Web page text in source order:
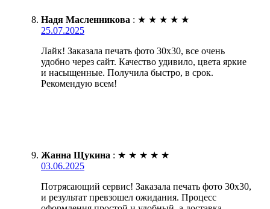
Надя Масленникова : ★ ★ ★ ★ ★
25.07.2025
Лайк! Заказала печать фото 30х30, все очень
удобно через сайт. Качество удивило, цвета яркие
и насыщенные. Получила быстро, в срок.
Рекомендую всем!
Жанна Щукина : ★ ★ ★ ★ ★
03.06.2025
Потрясающий сервис! Заказала печать фото 30х30,
и результат превзошел ожидания. Процесс